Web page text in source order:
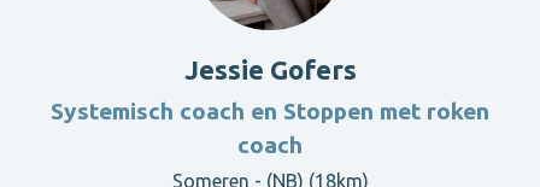
Jessie Gofers
Systemisch coach en Stoppen met roken
coach
Someren - (NB) (18km)